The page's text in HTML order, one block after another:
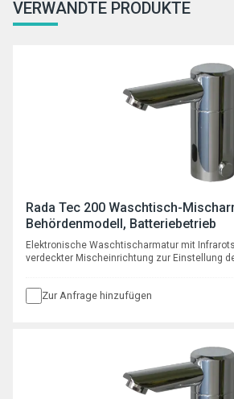
VERWANDTE PRODUKTE
Rada Tec 200 Waschtisch-
Behördenmodell, Batteriebetrieb
Elektronische Waschtischarmatur mit
verdeckter Mischeinrichtung zur Einstellung
Zur Anfrage hinzufügen